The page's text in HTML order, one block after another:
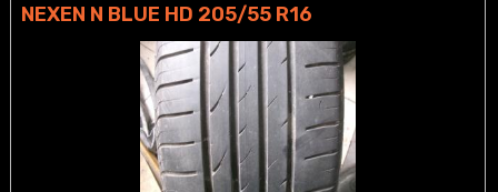
NEXEN N BLUE HD 205/55 R16